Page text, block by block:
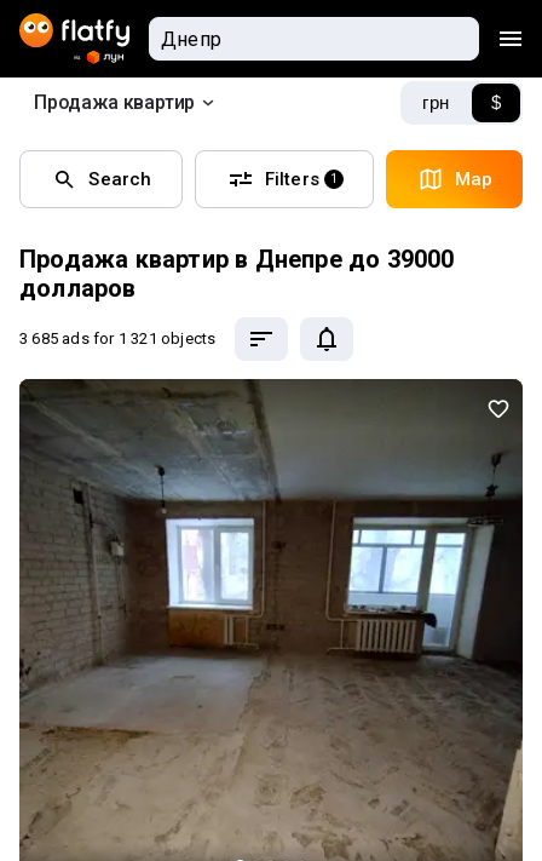
Продажа квартир грн $
Search Filters 1 Map
Продажа квартир в Днепре до 39000
долларов
3 685 ads for 1 321 objects